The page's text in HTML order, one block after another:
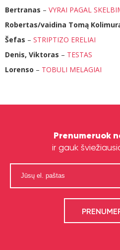
Bertranas – VYRAI PAGAL
Robertas/vaidina Tomą
Šefas – STRIPTIZO ERELIAI
Denis, Viktoras – TESTAS
Lorenso – TOBULI MELAGIAI
Prenumeruok
ir gauk